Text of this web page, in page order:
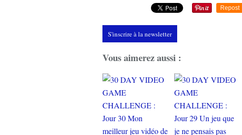
Repost
S'inscrire à la newsletter
Vous aimerez aussi :